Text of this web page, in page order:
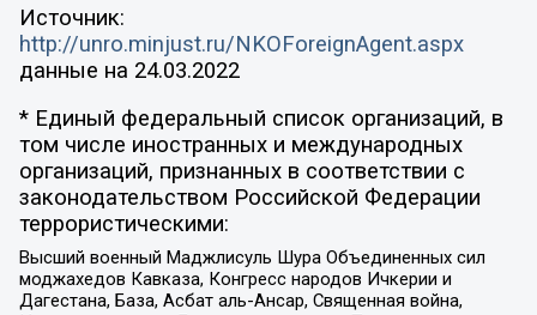
Источник:
http://unro.minjust.ru/NKOForeignAgent.aspx
данные на 24.03.2022
* Единый федеральный список организаций, в
том числе иностранных и международных
организаций, признанных в соответствии с
законодательством Российской Федерации
террористическими:
Высший военный Маджлисуль Шура Объединенных сил
моджахедов Кавказа, Конгресс народов Ичкерии и
Дагестана, База, Асбат аль-Ансар, Священная война,